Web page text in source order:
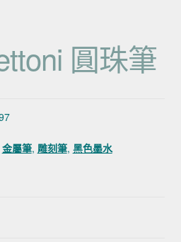
圓珠筆
金屬筆, 雕刻筆, 黑色墨水